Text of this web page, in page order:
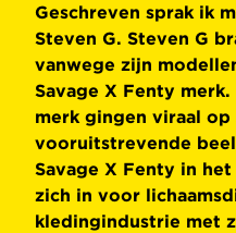
Geschreven sprak ik
Steven G. Steven G
vanwege zijn
Savage X Fenty
merk gingen viraal
vooruitstrevende
Savage X Fenty in
zich in voor
kledingindustrie met